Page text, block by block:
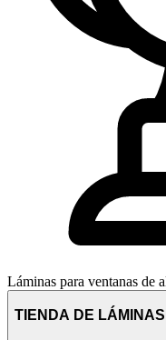
Láminas para ventanas de
TIENDA DE